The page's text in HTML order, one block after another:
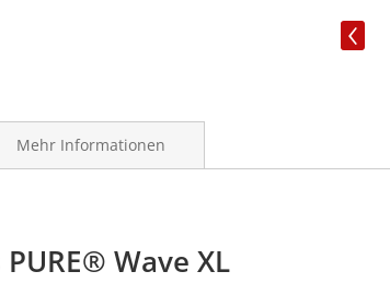
‹
Wave XL
Mehr Informationen